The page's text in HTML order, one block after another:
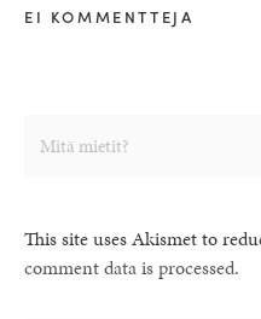
EI KOMMENTTEJA
This site uses Akismet to
comment data is processed.